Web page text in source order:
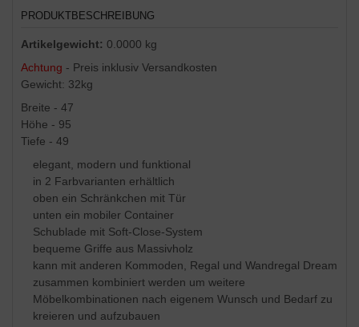
PRODUKTBESCHREIBUNG
Artikelgewicht: 0.0000 kg
Achtung - Preis inklusiv Versandkosten
Gewicht: 32kg
Breite - 47
Höhe - 95
Tiefe - 49
elegant, modern und funktional
in 2 Farbvarianten erhältlich
oben ein Schränkchen mit Tür
unten ein mobiler Container
Schublade mit Soft-Close-System
bequeme Griffe aus Massivholz
kann mit anderen Kommoden, Regal und Wandregal Dream
zusammen kombiniert werden um weitere
Möbelkombinationen nach eigenem Wunsch und Bedarf zu
kreieren und aufzubauen